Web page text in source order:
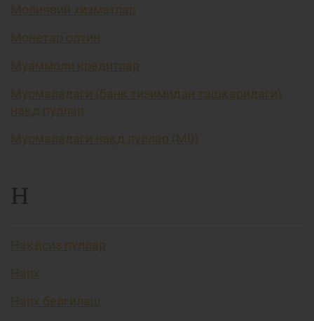
Молиявий хизматлар
Монетар олтин
Муаммоли кредитлар
Муомаладаги (банк тизимидан ташқаридаги)
нақд пуллар
Муомаладаги нақд пуллар (М0)
Н
Нақдсиз пуллар
Нарх
Нарх белгилаш